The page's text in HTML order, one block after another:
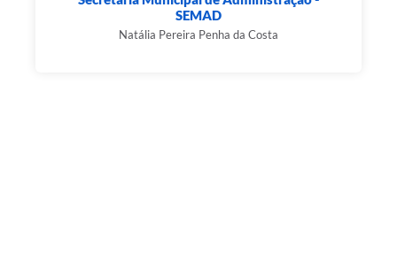
SEMAD
Natália Pereira Penha da Costa